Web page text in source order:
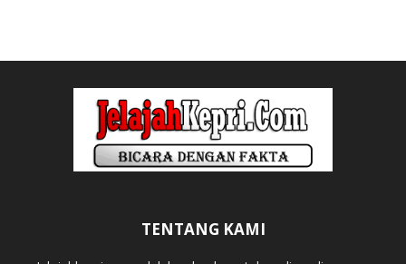
TENTANG KAMI